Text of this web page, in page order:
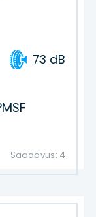
73 dB
Saadavus: 4